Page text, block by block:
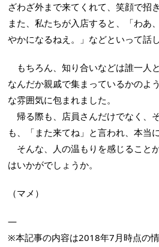
ざわざ外まで来てくれて、笑顔で招
また、私たちが入店すると、「わあ
やかになるねえ。」などといって話
もちろん、知り合いなどは誰一人
なんだか親戚で集まっているかのよ
な雰囲気に包まれました。
帰る際も、店員さんだけでなく、
も、「また来てね」と言われ、本当
そんな、人の温もりを感じること
はいかがでしょうか。
（マメ）
—
※本記事の内容は2018年7月時点の情